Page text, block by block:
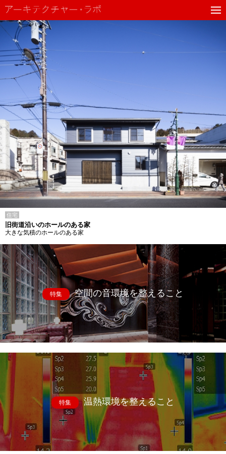
住宅
旧街道沿いのホールのある家
大きな気積のホールのある家
特集 空間の音環境を整えること
特集 温熱環境を整えること